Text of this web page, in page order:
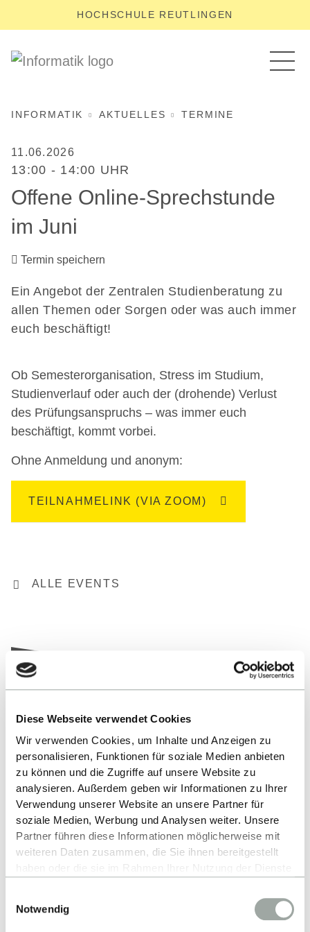
Diese Webseite verwendet Cookies
Wir verwenden Cookies, um Inhalte und Anzeigen zu
personalisieren, Funktionen für soziale Medien anbieten
zu können und die Zugriffe auf unsere Website zu
analysieren. Außerdem geben wir Informationen zu Ihrer
Verwendung unserer Website an unsere Partner für
soziale Medien, Werbung und Analysen weiter. Unsere
Partner führen diese Informationen möglicherweise mit
weiteren Daten zusammen, die Sie ihnen bereitgestellt
Alles zum Thema Cookies und personenbezogene
Datenverarbeitung entnehmen Sie unserer
Notwendig
HOCHSCHULE REUTLINGEN
INFORMATIK AKTUELLES TERMINE
11.06.2026
13:00 - 14:00 UHR
Offene Online-Sprechstunde
im Juni
Termin speichern
Ein Angebot der Zentralen Studienberatung zu
allen Themen oder Sorgen oder was auch immer
euch beschäftigt!
Ob Semesterorganisation, Stress im Studium,
Studienverlauf oder auch der (drohende) Verlust
des Prüfungsanspruchs – was immer euch
beschäftigt, kommt vorbei.
Ohne Anmeldung und anonym:
TEILNAHMELINK (VIA ZOOM)
ALLE EVENTS
Nach oben
Kontakt